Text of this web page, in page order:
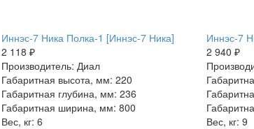
Иннэс-7 Ника Полка-1 [Иннэс-7 Ника]
2 118 ₽
Производитель: Диал
Габаритная высота, мм: 220
Габаритная глубина, мм: 236
Габаритная ширина, мм: 800
Вес, кг: 6
Иннэс-7
2 940 ₽
Вес, кг: 9